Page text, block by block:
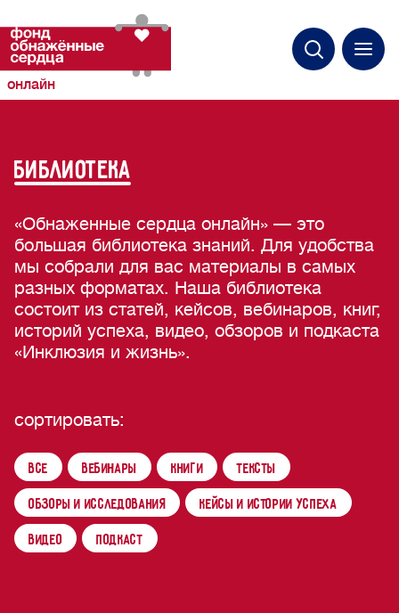
онлайн
БИБЛИОТЕКА
«Обнаженные сердца онлайн» — это
большая библиотека знаний. Для удобства
мы собрали для вас материалы в самых
разных форматах. Наша библиотека
состоит из статей, кейсов, вебинаров, книг,
историй успеха, видео, обзоров и подкаста
«Инклюзия и жизнь».
сортировать:
Все Вебинары Книги Тексты
Обзоры и исследования Кейсы и истории успеха
Видео Подкаст